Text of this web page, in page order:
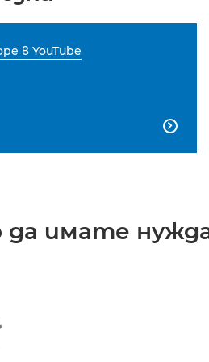
в YouTube

имате